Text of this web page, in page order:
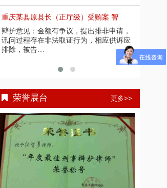
重庆某县原县长（正厅级）受贿案 智
辩护意见：金额有争议，提出排非申请，
讯问过程存在非法取证行为，相应供诉应
排除，被告…
的绝
荣誉展台 更多>>